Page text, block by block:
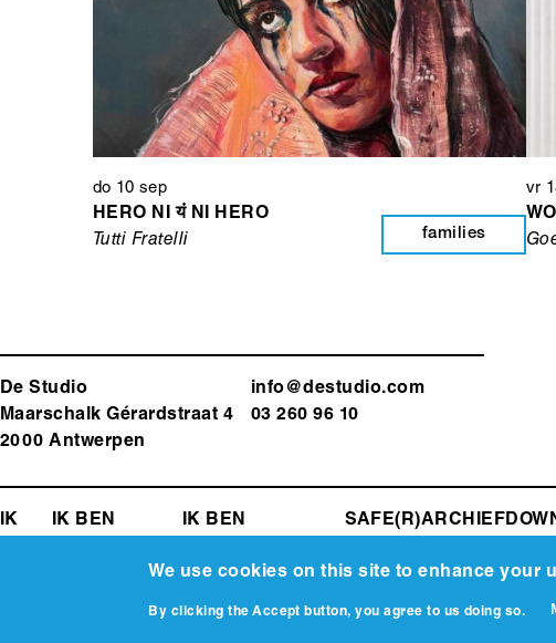
do 10 sep
HERO NI यं NI HERO
Tutti Fratelli
families
vr
De Studio
Maarschalk Gérardstraat 4
2000 Antwerpen
info@destudio.com
03 260 96 10
FOOTER-
IK
EEN
IK BEN
IK BEN
SAFE(R)ARCHIEF
We use cookies on this site to enhance your
By clicking the Accept button, you agree to us doing so.